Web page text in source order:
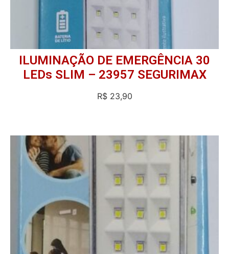
ILUMINAÇÃO DE EMERGÊNCIA 30
LEDs SLIM – 23957 SEGURIMAX
R$23,90